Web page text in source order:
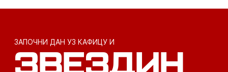
ЗАПОЧНИ ДАН УЗ КАФИЦУ И
ЗВЕЗДИН